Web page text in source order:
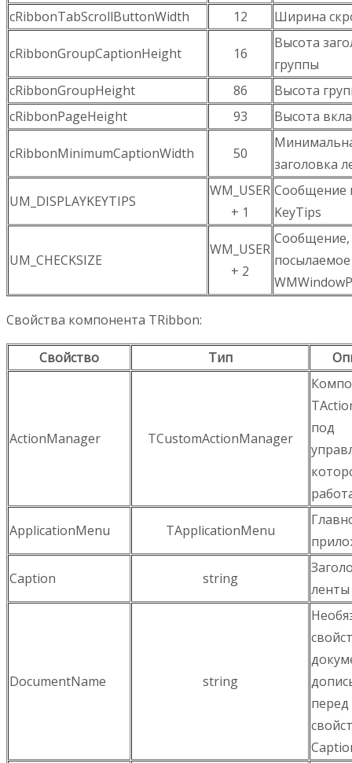
cRibbonTabScrollButtonWidth
12 Ширина
cRibbonGroupCaptionHeight 16
Высота
группы
cRibbonGroupHeight
86
Высота
cRibbonPageHeight
93 Высота
cRibbonMinimumCaptionWidth 50
заголовка
UM_DISPLAYKEYTIPS
WM_USER
+ 1
Сообщение
KeyTips
UM_CHECKSIZE
WM_USER
+ 2
Сообщение,
Свойства компонента TRibbon:
Свойство Тип
ActionManager TCustomActionManager
под
ApplicationMenu TApplicationMenu
Caption string
ленты
DocumentName string
перед